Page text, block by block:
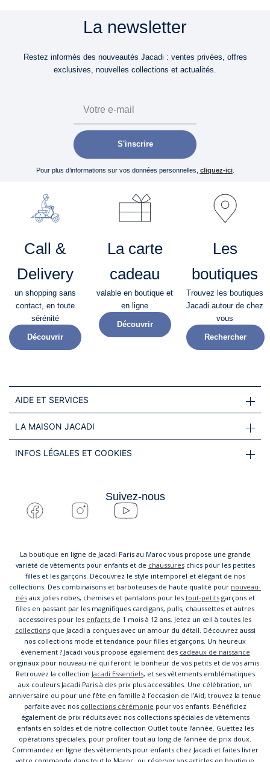
La newsletter
Restez informés des nouveautés Jacadi : ventes privées, offres
exclusives, nouvelles collections et actualités.
S'inscrire
Pour plus d’informations sur vos données personnelles, cliquez-ici.
Call &
Delivery
un shopping sans
contact, en toute
sérénité​
Découvrir
La carte
cadeau
valable en boutique et
en ligne
Découvrir
Les
boutiques
Trouvez les boutiques
Jacadi autour de chez
vous
Rechercher
AIDE ET SERVICES
LA MAISON JACADI
INFOS LÉGALES ET COOKIES
Suivez-nous
La boutique en ligne de Jacadi Paris au Maroc vous propose une grande
variété de vêtements pour enfants et de chaussureschics pour les petites
filles et les garçons. Découvrez le style intemporel et élégant de nos
collections. Des combinaisons et barboteuses de haute qualité pour nouveau-
nésaux jolies robes, chemises et pantalons pour les tout-petitsgarçons et
filles en passant par les magnifiques cardigans, pulls, chaussettes et autres
accessoires pour les enfants de 1 mois à 12 ans. Jetez un œil à toutes les
collectionsque Jacadi a conçues avec un amour du détail. Découvrez aussi
nos collections mode et tendance pour filles et garçons. Un heureux
évènement ? Jacadi vous propose également des cadeaux de naissance
originaux pour nouveau-né qui feront le bonheur de vos petits et de vos amis.
Retrouvez la collection Jacadi Essentiels, et ses vêtements emblématiques
aux couleurs Jacadi Paris à des prix plus accessibles. Une célébration, un
anniversaire ou pour une fête en famille à l’occasion de l’Aid, trouvez la tenue
parfaite avec nos collections cérémonie pour vos enfants. Bénéficiez
également de prix réduits avec nos collections spéciales de vêtements
enfants en soldes et de notre collection Outlet toute l’année. Guettez les
opérations spéciales, pour profiter tout au long de l’année de prix doux.
Commandez en ligne des vêtements pour enfants chez Jacadi et faites livrer